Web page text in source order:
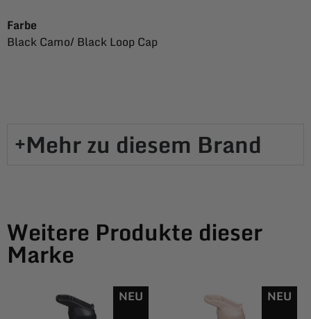
Farbe
Black Camo/ Black Loop Cap
Mehr zu diesem Brand​
Weitere Produkte dieser
Marke
NEU NEU